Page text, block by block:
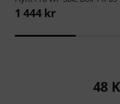
1 444 kr
48